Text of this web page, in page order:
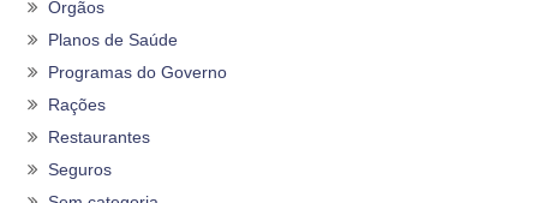
Órgãos
Planos de Saúde
Programas do Governo
Rações
Restaurantes
Seguros